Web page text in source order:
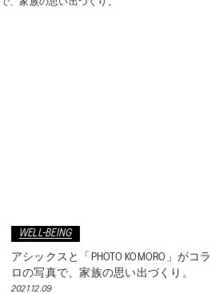
WELL-BEING
アシックスと「PHOTO KOMORO」が
ロの写真で、家族の思い出づくり。
2021.12.09